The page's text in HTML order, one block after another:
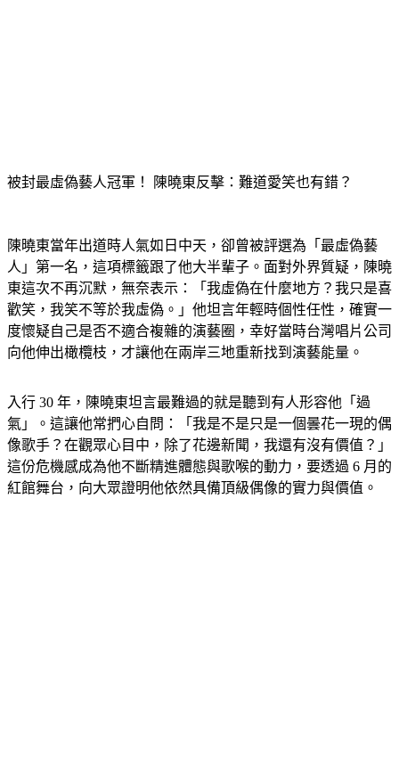
陳曉東當年出道時人氣如日中天，卻曾被評選為「最虛偽藝
人」第一名，這項標籤跟了他大半輩子。面對外界質疑，陳曉
東這次不再沉默，無奈表示：「我虛偽在什麼地方？我只是喜
歡笑，我笑不等於我虛偽。」他坦言年輕時個性任性，確實一
度懷疑自己是否不適合複雜的演藝圈，幸好當時台灣唱片公司
入行 30 年，陳曉東坦言最難過的就是聽到有人形容他「過
氣」。這讓他常捫心自問：「我是不是只是一個曇花一現的偶
像歌手？在觀眾心目中，除了花邊新聞，我還有沒有價值？」
這份危機感成為他不斷精進體態與歌喉的動力，要透過 6 月的